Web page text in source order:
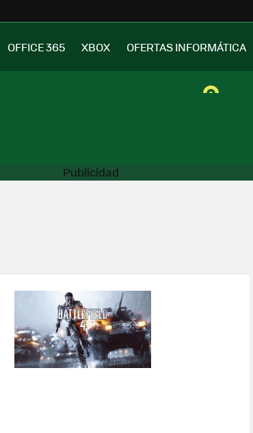
OFFICE 365 XBOX OFERTAS INFORMÁTICA